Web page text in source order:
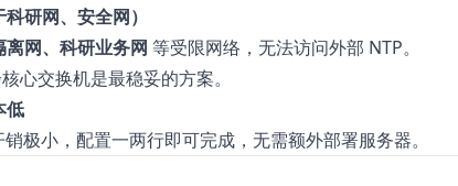
研网、安全网）
网、科研业务网 等受限网络，无法访问外部 NTP。
心交换机是最稳妥的方案。
低
极小，配置一两行即可完成，无需额外部署服务器。